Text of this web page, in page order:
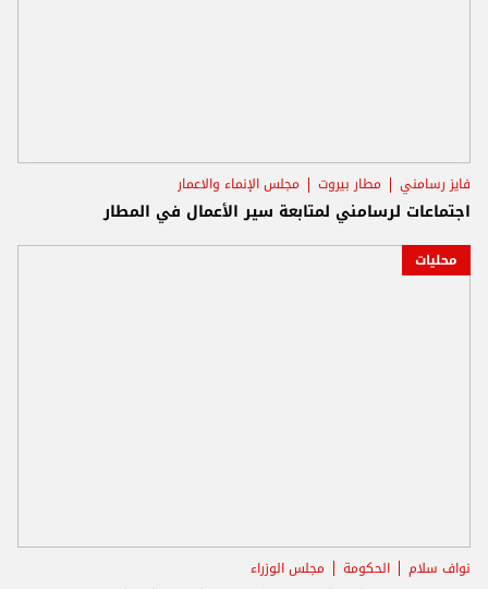
فايز رسامني مطار بيروت مجلس الإنماء والاعمار
اجتماعات لرسامني لمتابعة سير الأعمال في المطار
محليات
نواف سلام الحكومة مجلس الوزراء